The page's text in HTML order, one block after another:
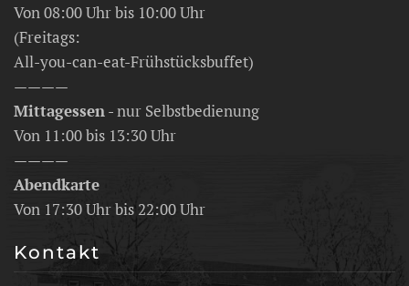
Von 08:00 Uhr bis 10:00 Uhr
(Freitags:
All-you-can-eat-Frühstücksbuffet)
————
Mittagessen- nur Selbstbedienung
Von 11:00 bis 13:30 Uhr
————
Abendkarte
Von 17:30 Uhr bis 22:00 Uhr
Kontakt